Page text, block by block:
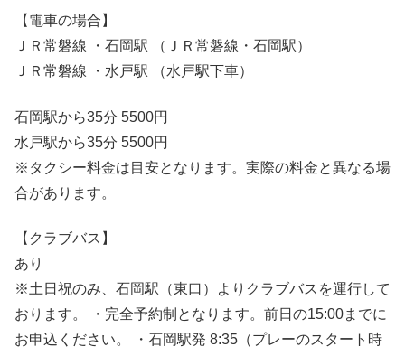
【電車の場合】
ＪＲ常磐線 ・石岡駅 （ＪＲ常磐線・石岡駅）
ＪＲ常磐線 ・水戸駅 （水戸駅下車）
石岡駅から35分 5500円
水戸駅から35分 5500円
※タクシー料金は目安となります。実際の料金と異なる場
合があります。
【クラブバス】
あり
※土日祝のみ、石岡駅（東口）よりクラブバスを運行して
おります。 ・完全予約制となります。前日の15:00までに
お申込ください。 ・石岡駅発 8:35（プレーのスタート時